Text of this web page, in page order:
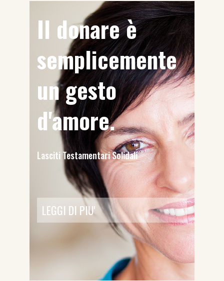
Il donare è
semplicemente
un gesto
d'amore.
Lasciti Testamentari Solidali
LEGGI DI PIU'